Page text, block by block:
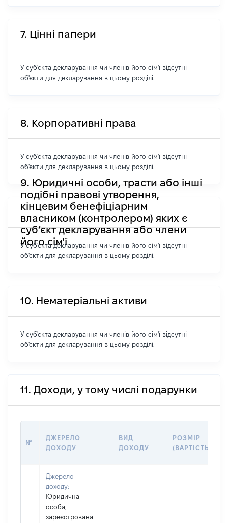
7. Цінні папери
У суб'єкта декларування чи членів його сім'ї відсутні
об'єкти для декларування в цьому розділі.
8. Корпоративні права
У суб'єкта декларування чи членів його сім'ї відсутні
об'єкти для декларування в цьому розділі.
9. Юридичні особи, трасти або інші
подібні правові утворення,
кінцевим бенефіціарним
власником (контролером) яких є
суб’єкт декларування або члени
його сім'ї
У суб'єкта декларування чи членів його сім'ї відсутні
об'єкти для декларування в цьому розділі.
10. Нематеріальні активи
У суб'єкта декларування чи членів його сім'ї відсутні
об'єкти для декларування в цьому розділі.
11. Доходи, у тому числі подарунки
№
ДЖЕРЕЛО
ДОХОДУ
ВИД
ДОХОДУ
РОЗМІР
(ВАРТІСТЬ)
Джерело
доходу:
Юридична
особа,
зареєстрована